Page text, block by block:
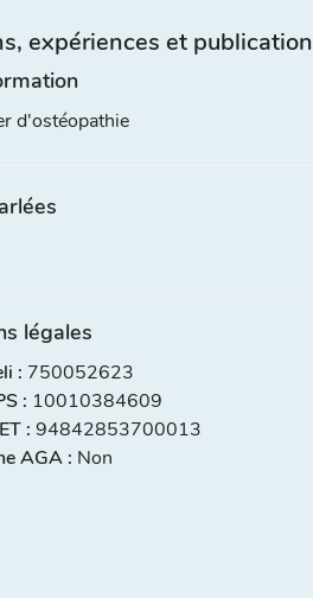
expériences et publication
d'ostéopathie
légales
: 750052623
: 10010384609
: 94842853700013
AGA : Non